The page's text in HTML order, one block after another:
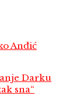
Anđić
Darku
sna“